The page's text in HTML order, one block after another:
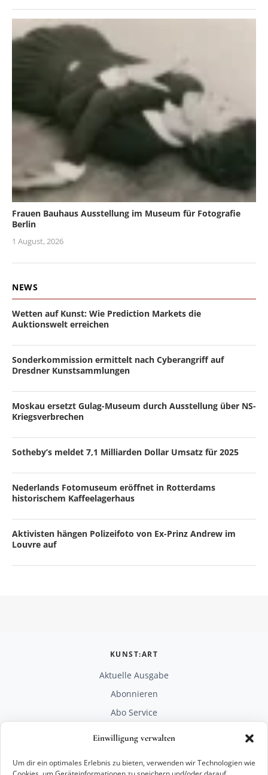
Einwilligung verwalten
Um dir ein optimales Erlebnis zu bieten, verwenden wir Technologien wie
Frauen Bauhaus Ausstellung im Museum für Fotografie
Berlin
1 August, 2026
NEWS
Wetten auf Kunst: Wie Prediction Markets die
Auktionswelt erreichen
Sonderkommission ermittelt nach Cyberangriff auf
Dresdner Kunstsammlungen
Moskau ersetzt Gulag-Museum durch Ausstellung über NS-
Kriegsverbrechen
Sotheby’s meldet 7,1 Milliarden Dollar Umsatz für 2025
Nederlands Fotomuseum eröffnet in Rotterdams
historischem Kaffeelagerhaus
Aktivisten hängen Polizeifoto von Ex-Prinz Andrew im
Louvre auf
KUNST:ART
Aktuelle Ausgabe
Abonnieren
Abo Service
RECHTLICHES